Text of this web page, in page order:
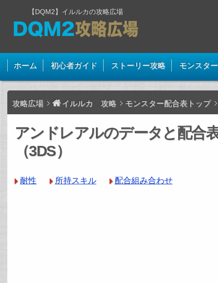
【DQM2】イルルカの攻略広場
ホーム 初心者ガイド ストーリー攻略 モンスタ
攻略広場 イルルカ 攻略 モンスター配合表トップ
アンドレアルのデータと配
（3DS）
耐性 所持スキル 配合組み合わせ